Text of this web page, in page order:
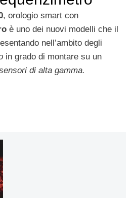
, orologio smart con
è uno dei nuovi modelli che il
nell’ambito degli
in grado di montare su un
di alta gamma.